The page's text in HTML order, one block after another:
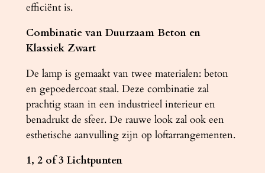
efficiënt is.
Combinatie van Duurzaam Beton en
Klassiek Zwart
De lamp is gemaakt van twee materialen: beton
en gepoedercoat staal. Deze combinatie zal
prachtig staan ​​in een industrieel interieur en
benadrukt de sfeer. De rauwe look zal ook een
esthetische aanvulling zijn op loftarrangementen.
1, 2 of 3 Lichtpunten